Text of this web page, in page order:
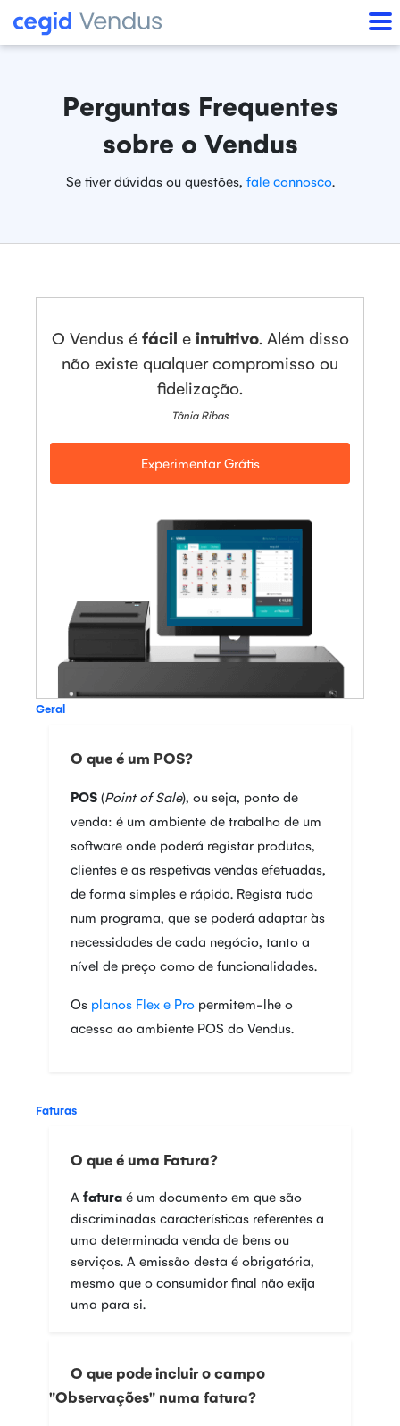
Perguntas Frequentes
sobre o Vendus
Se tiver dúvidas ou questões, fale connosco.
O Vendus é fácil e intuitivo. Além disso
não existe qualquer compromisso ou
fidelização.
Tânia Ribas
Experimentar Grátis
Geral
O que é um POS?
POS (Point of Sale), ou seja, ponto de
venda: é um ambiente de trabalho de um
software onde poderá registar produtos,
clientes e as respetivas vendas efetuadas,
de forma simples e rápida. Regista tudo
num programa, que se poderá adaptar às
necessidades de cada negócio, tanto a
nível de preço como de funcionalidades.
Os planos Flex e Pro permitem-lhe o
acesso ao ambiente POS do Vendus.
Faturas
O que é uma Fatura?
A fatura é um documento em que são
discriminadas características referentes a
uma determinada venda de bens ou
serviços. A emissão desta é obrigatória,
mesmo que o consumidor final não exija
uma para si.
O que pode incluir o campo
"Observações" numa fatura?